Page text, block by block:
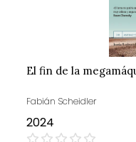
El fin de la
Fabián Scheidler
2024